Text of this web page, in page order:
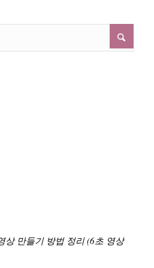
상 만들기 방법 정리 (6초 영상